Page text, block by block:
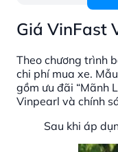
Giá VinFast
Theo chương trình
chi phí mua xe.
gồm ưu đãi “Mãnh
Vinpearl và chính
Sau khi áp